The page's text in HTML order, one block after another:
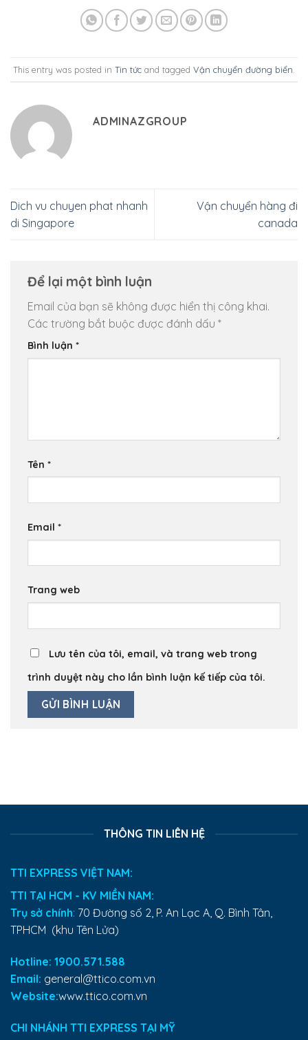
This entry was posted in Tin tức and tagged Vận chuyển đường biển
ADMINAZGROUP
Dich vu chuyen phat nhanh
di Singapore
Vận chuyển hàng đi
canada
Để lại một bình luận
Email của bạn sẽ không được hiển thị công khai.
Các trường bắt buộc được đánh dấu *
Bình luận *
Tên *
Email *
Trang web
Lưu tên của tôi, email, và trang web trong
trình duyệt này cho lần bình luận kế tiếp của tôi.
THÔNG TIN LIÊN HỆ
TTI EXPRESS VIỆT NAM:
TTI TẠI HCM - KV MIỀN NAM:
Trụ sở chính: 70 Đường số 2, P. An Lạc A, Q. Bình Tân,
TPHCM (khu Tên Lửa)
Hotline: 1900.571.588
Email: general@ttico.com.vn
Website:www.ttico.com.vn
CHI NHÁNH TTI EXPRESS TẠI MỸ